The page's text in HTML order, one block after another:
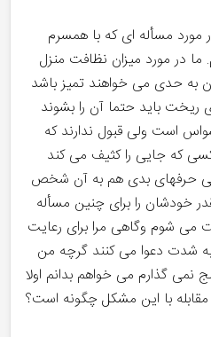
مورد مسأله ای که با همسرم
ما در مورد میزان نظافت منزل
به حدی می خواهند تمیز باشد
باید حتما آن را بشوند
است ولی قبول ندارند که
که جایی را کثیف می کند
حرفهای بدی هم به آن شخص
خودشان را برای چنین مسأله
شوم وگاهی مرا برای رعایت
شدت دعوا می کنند گرچه من
نمی گذارم می خواهم بدانم اولا
با این مشکل چگونه است؟